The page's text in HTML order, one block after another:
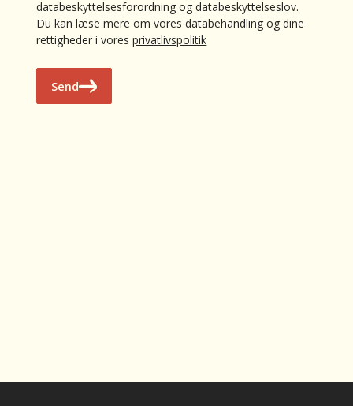
databeskyttelsesforordning og databeskyttelseslov.
Du kan læse mere om vores databehandling og dine
rettigheder i voresprivatlivspolitik
Send